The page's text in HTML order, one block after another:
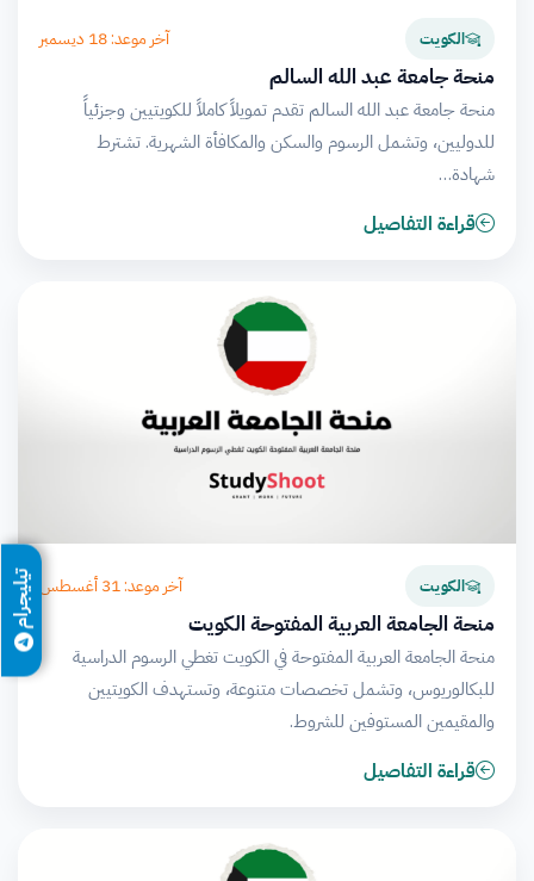
الكويت آخر موعد: 18 ديسمبر
منحة جامعة عبد الله السالم
منحة جامعة عبد الله السالم تقدم تمويلاً كاملاً للكويتيين وجزئياً
للدوليين، وتشمل الرسوم والسكن والمكافأة الشهرية. تشترط
شهادة…
قراءة التفاصيل
الكويت آخر موعد: 31 أغسطس
منحة الجامعة العربية المفتوحة الكويت
منحة الجامعة العربية المفتوحة في الكويت تغطي الرسوم الدراسية
للبكالوريوس، وتشمل تخصصات متنوعة، وتستهدف الكويتيين
والمقيمين المستوفين للشروط.
قراءة التفاصيل
تيليجرام